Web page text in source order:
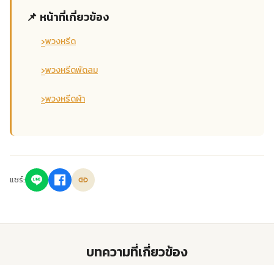
📌 หน้าที่เกี่ยวข้อง
›พวงหรีด
›พวงหรีดพัดลม
›พวงหรีดผ้า
แชร์:
บทความที่เกี่ยวข้อง